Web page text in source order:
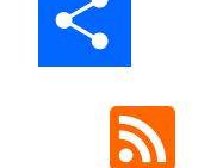
Spotkanie